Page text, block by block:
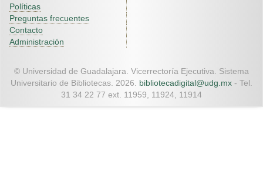
Políticas
Preguntas frecuentes
Contacto
Administración
© Universidad de Guadalajara. Vicerrectoría Ejecutiva. Sistema
Universitario de Bibliotecas. 2026. bibliotecadigital@udg.mx - Tel.
31 34 22 77 ext. 11959, 11924, 11914